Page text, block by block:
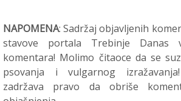
NAPOMENA: Sadržaj objavljenih
stavove portala Trebinje Danas
komentara! Molimo čitaoce da se
psovanja i vulgarnog
zadržava pravo da obriše